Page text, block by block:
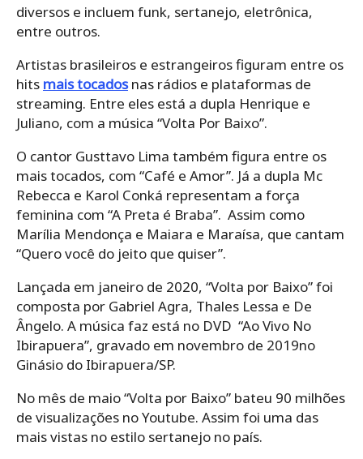
diversos e incluem funk, sertanejo, eletrônica,
entre outros.
Artistas brasileiros e estrangeiros figuram entre os
hits mais tocadosnas rádios e plataformas de
streaming. Entre eles está a dupla Henrique e
Juliano, com a música “Volta Por Baixo”.
O cantor Gusttavo Lima também figura entre os
mais tocados, com “Café e Amor”. Já a dupla Mc
Rebecca e Karol Conká representam a força
feminina com “A Preta é Braba”. Assim como
Marília Mendonça e Maiara e Maraísa, que cantam
“Quero você do jeito que quiser”.
Lançada em janeiro de 2020, “Volta por Baixo” foi
composta por Gabriel Agra, Thales Lessa e De
Ângelo. A música faz está no DVD “Ao Vivo No
Ibirapuera”, gravado em novembro de 2019no
Ginásio do Ibirapuera/SP.
No mês de maio “Volta por Baixo” bateu 90 milhões
de visualizações no Youtube. Assim foi uma das
mais vistas no estilo sertanejo no país.